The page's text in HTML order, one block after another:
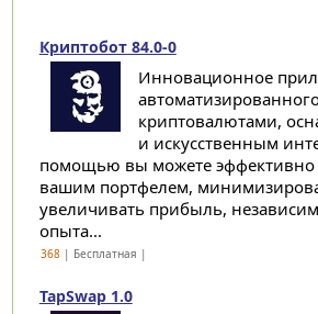
Криптобот 84.0-0
Инновационное
криптовалютами,
и искусственным
помощью вы можете эффективно
вашим портфелем,
увеличивать прибыль,
опыта...
368| Бесплатная |
TapSwap 1.0